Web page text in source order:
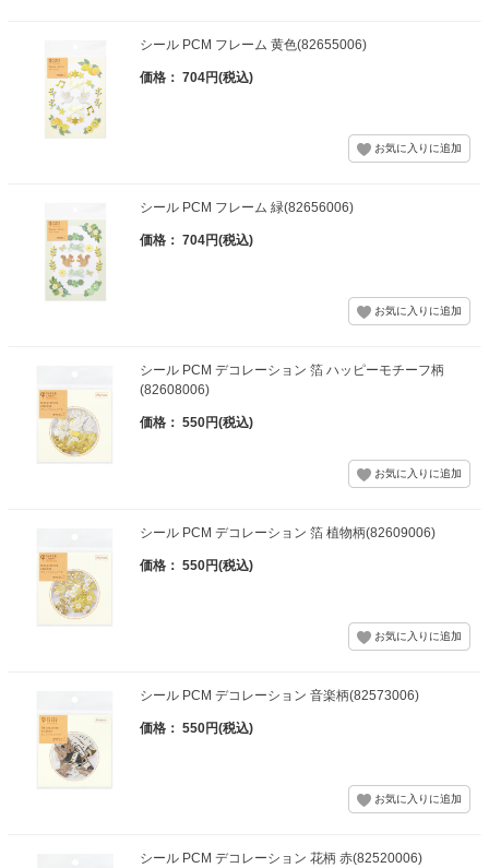
シール PCM フレーム 黄色(82655006)
価格： 704円(税込)
シール PCM フレーム 緑(82656006)
価格： 704円(税込)
シール PCM デコレーション 箔 ハッピーモチーフ柄
(82608006)
価格： 550円(税込)
シール PCM デコレーション 箔 植物柄(82609006)
価格： 550円(税込)
シール PCM デコレーション 音楽柄(82573006)
価格： 550円(税込)
シール PCM デコレーション 花柄 赤(82520006)